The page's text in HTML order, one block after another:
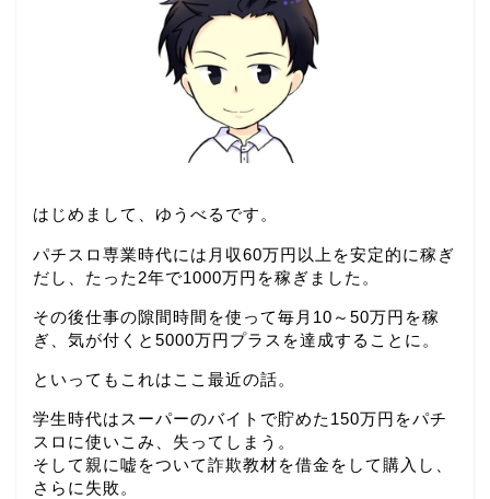
はじめまして、ゆうべるです。
パチスロ専業時代には月収60万円以上を安定的に稼ぎ
だし、たった2年で1000万円を稼ぎました。
その後仕事の隙間時間を使って毎月10～50万円を稼
ぎ、気が付くと5000万円プラスを達成することに。
といってもこれはここ最近の話。
学生時代はスーパーのバイトで貯めた150万円をパチ
スロに使いこみ、失ってしまう。
そして親に嘘をついて詐欺教材を借金をして購入し、
さらに失敗。